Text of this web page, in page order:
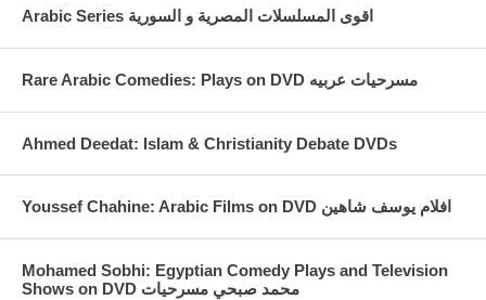
Arabic Series اقوى المسلسلات المصرية و السورية
Rare Arabic Comedies: Plays on DVD مسرحيات عربيه
Ahmed Deedat: Islam & Christianity Debate DVDs
Youssef Chahine: Arabic Films on DVD افلام يوسف شاهين
Mohamed Sobhi: Egyptian Comedy Plays and Television
Shows on DVD محمد صبحي مسرحيات